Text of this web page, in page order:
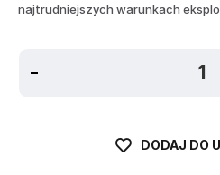
najtrudniejszych warunkach
DODAJ DO